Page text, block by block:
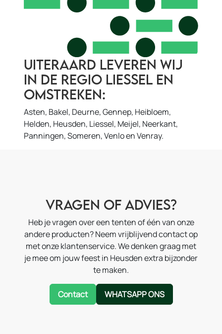
Uiteraard leveren wij
in de regio Liessel en
omstreken:
Asten, Bakel, Deurne, Gennep, Heibloem,
Helden, Heusden, Liessel, Meijel, Neerkant,
Panningen, Someren, Venlo en Venray.
Vragen of advies?
Heb je vragen over een tenten of één van onze
andere producten? Neem vrijblijvend contact op
met onze klantenservice. We denken graag met
je mee om jouw feest in Heusden extra bijzonder
te maken.
Contact WHATSAPP ONS